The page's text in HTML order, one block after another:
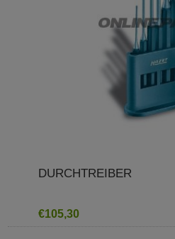
DURCHTREIBER
€105,30